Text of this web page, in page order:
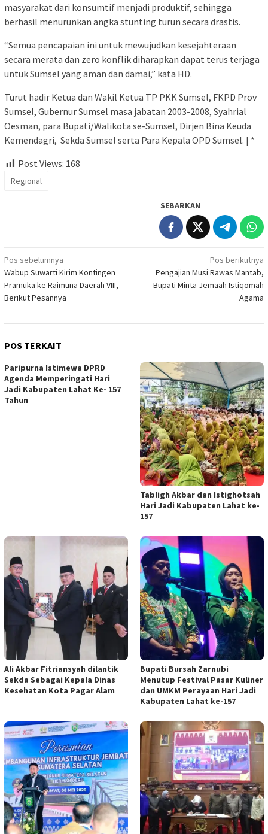
masyarakat dari konsumtif menjadi produktif, sehingga
berhasil menurunkan angka stunting turun secara drastis.
“Semua pencapaian ini untuk mewujudkan kesejahteraan
secara merata dan zero konflik diharapkan dapat terus terjaga
untuk Sumsel yang aman dan damai,” kata HD.
Turut hadir Ketua dan Wakil Ketua TP PKK Sumsel, FKPD Prov
Sumsel, Gubernur Sumsel masa jabatan 2003-2008, Syahrial
Oesman, para Bupati/Walikota se-Sumsel, Dirjen Bina Keuda
Kemendagri, Sekda Sumsel serta Para Kepala OPD Sumsel. | *
Post Views: 168
Regional
SEBARKAN
Navigasi
pos
Pos sebelumnya
Wabup Suwarti Kirim Kontingen
Pramuka ke Raimuna Daerah VIII,
Berikut Pesannya
Pos berikutnya
Pengajian Musi Rawas Mantab,
Bupati Minta Jemaah Istiqomah
Agama
POS TERKAIT
Paripurna Istimewa DPRD
Agenda Memperingati Hari
Jadi Kabupaten Lahat Ke- 157
Tahun
Tabligh Akbar dan Istighotsah
Hari Jadi Kabupaten Lahat ke-
157
Ali Akbar Fitriansyah dilantik
Sekda Sebagai Kepala Dinas
Kesehatan Kota Pagar Alam
Bupati Bursah Zarnubi
Menutup Festival Pasar Kuliner
dan UMKM Perayaan Hari Jadi
Kabupaten Lahat ke-157